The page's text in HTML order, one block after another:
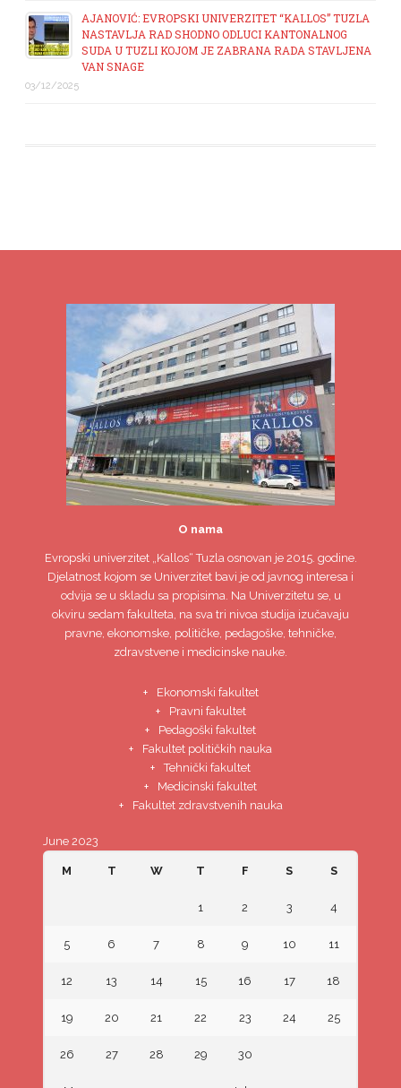
AJANOVIĆ: EVROPSKI UNIVERZITET “KALLOS” TUZLA
NASTAVLJA RAD SHODNO ODLUCI KANTONALNOG
SUDA U TUZLI KOJOM JE ZABRANA RADA STAVLJENA
VAN SNAGE
03/12/2025
O nama
Evropski univerzitet„Kallos“ Tuzla osnovan je 2015. godine.
Djelatnost kojom se Univerzitet bavi je od javnog interesa i
odvija se u skladu sa propisima. Na Univerzitetu se, u
okviru sedam fakulteta, na sva tri nivoa studija izučavaju
pravne, ekonomske, političke, pedagoške, tehničke,
zdravstvene i medicinske nauke.
Ekonomski fakultet
Pravni fakultet
Pedagoški fakultet
Fakultet političkih nauka
Tehnički fakultet
Medicinski fakultet
Fakultet zdravstvenih nauka
June 2023
M T W T F S S
1 2 3 4
5 6 7 8 9 10 11
12 13 14 15 16 17 18
19 20 21 22 23 24 25
26 27 28 29 30